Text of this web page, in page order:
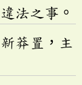
法之事。
莽置，主